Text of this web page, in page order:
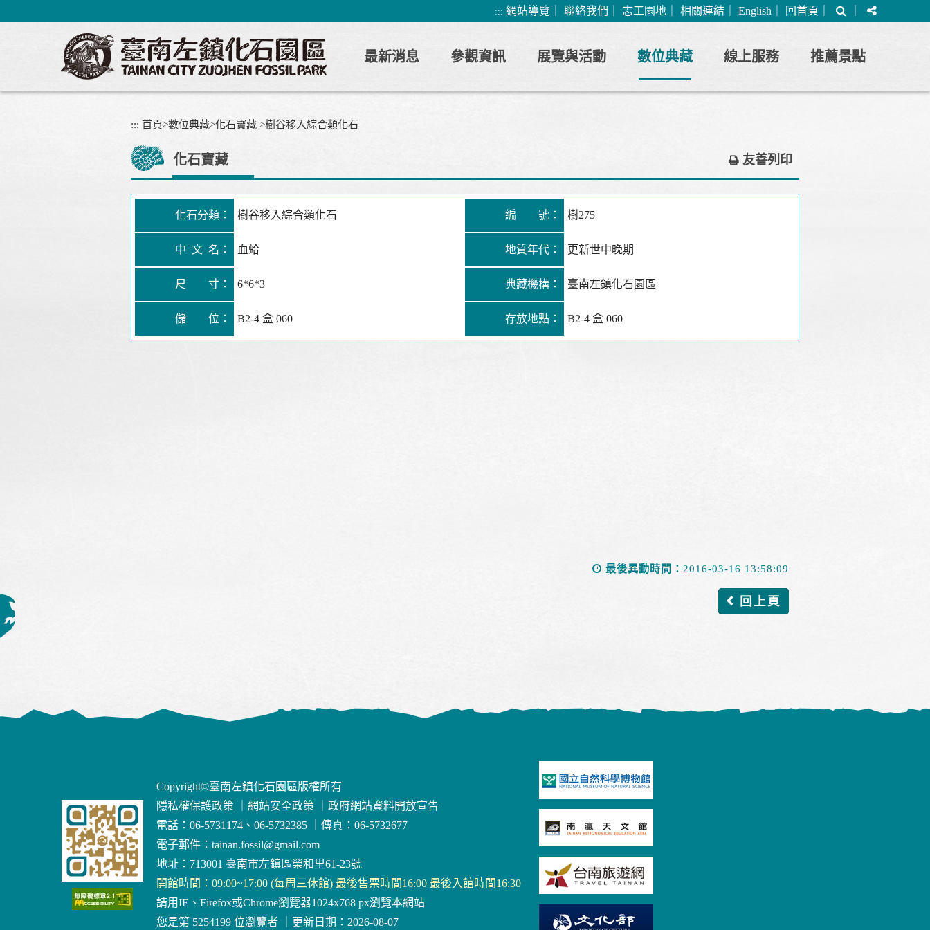
到
區
::: 網站導覽 聯絡我們 志工園地 相關連結 English 回首頁
尋
分
享
最新消息 參觀資訊 展覽與活動 數位典藏 線上服務 推薦景點
::: 首頁>數位典藏>化石寶藏 >樹谷移入綜合類化石
化石寶藏 友善列印
化石分類： 樹谷移入綜合類化石 編 號： 樹275
中 文 名： 血蛤 地質年代： 更新世中晚期
尺 寸： 6*6*3 典藏機構： 臺南左鎮化石園區
儲 位： B2-4 盒 060 存放地點： B2-4 盒 060
最後異動時間： 2016-03-16 13:58:09
回上頁
Copyright©臺南左鎮化石園區版權所有
隱私權保護政策
網站安全政策
政府網站資料開放宣告
電話：06-5731174、06-5732385
傳真：06-5732677
電子郵件： tainan.fossil@gmail.com
地址：713001 臺南市左鎮區榮和里61-23號
開館時間：09:00~17:00 (每周三休館) 最後售票時間16:00 最後入館時間16:30
請用IE、Firefox或Chrome瀏覽器1024x768 px瀏覽本網站
您是第 5254199 位瀏覽者
更新日期：2026-08-07